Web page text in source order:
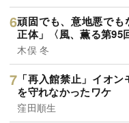
頑固でも、意地悪で
正体」〈風、薫る第95
木俣 冬
「再入館禁止」イオ
を守れなかったワケ
窪田順生